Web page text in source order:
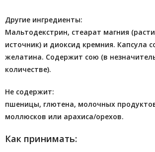
Другие ингредиенты:
Мальтодекстрин, стеарат магния
источник) и диоксид кремния. Капсула
желатина. Содержит сою (в
количестве).
Не содержит:
пшеницы, глютена, молочных
моллюсков или арахиса/орехов.
Как принимать: